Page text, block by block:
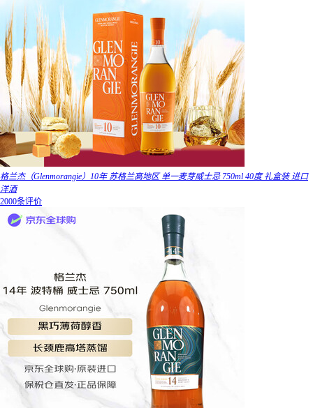
格兰杰（Glenmorangie）10年 苏格兰高地区 单一麦芽威士忌 750ml 40度 礼盒装 进口
洋酒
2000条评价